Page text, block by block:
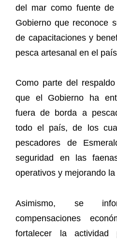
del mar como fuente de
Gobierno que reconoce
de capacitaciones y
pesca artesanal en el
Como parte del
que el Gobierno ha
fuera de borda a
todo el país, de los
pescadores de
seguridad en las
operativos y mejorando
Asimismo, se
compensaciones
fortalecer la actividad